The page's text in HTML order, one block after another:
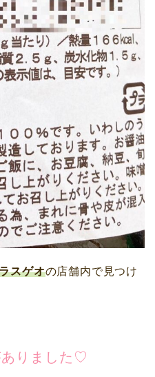
スゲオの店舗内で見つけ
りました♡